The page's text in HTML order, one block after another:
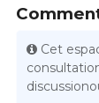
Cet